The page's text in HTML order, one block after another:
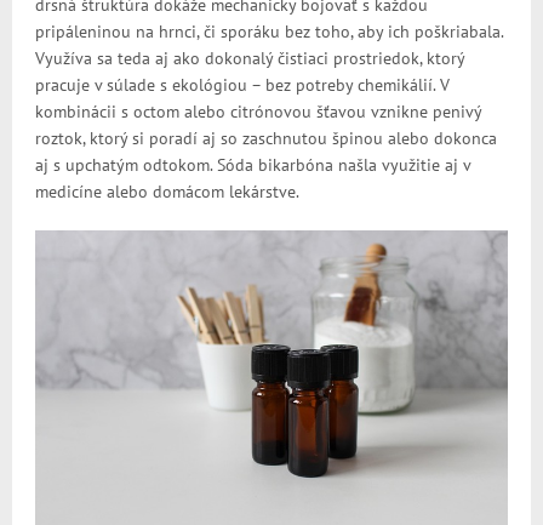
drsná štruktúra dokáže mechanicky bojovať s každou
pripáleninou na hrnci, či sporáku bez toho, aby ich poškriabala.
Využíva sa teda aj ako dokonalý čistiaci prostriedok, ktorý
pracuje v súlade s ekológiou – bez potreby chemikálií. V
kombinácii s octom alebo citrónovou šťavou vznikne penivý
roztok, ktorý si poradí aj so zaschnutou špinou alebo dokonca
aj s upchatým odtokom. Sóda bikarbóna našla využitie aj v
medicíne alebo domácom lekárstve.